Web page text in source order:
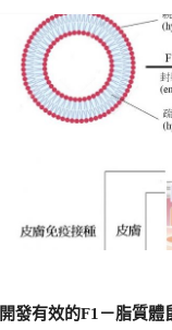
發有效的F1－脂質體